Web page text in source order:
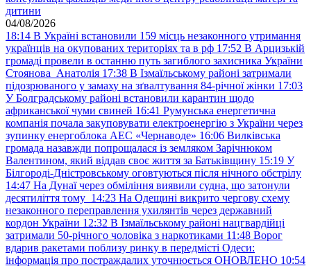
дитини
04/08/2026
18:14 В Україні встановили 159 місць незаконного утримання
українців на окупованих територіях та в рф 17:52 В Арцизькій
громаді провели в останню путь загиблого захисника України
Стоянова Анатолія 17:38 В Ізмаїльському районі затримали
підозрюваного у замаху на зґвалтування 84-річної жінки 17:03
У Болградському районі встановили карантин щодо
африканської чуми свиней 16:41 Румунська енергетична
компанія почала закуповувати електроенергію з України через
зупинку енергоблока АЕС «Чернаводе» 16:06 Вилківська
громада назавжди попрощалася із земляком Зарічнюком
Валентином, який віддав своє життя за Батьківщину 15:19 У
Білгороді-Дністровському оговтуються після нічного обстрілу
14:47 На Дунаї через обміління виявили судна, що затонули
десятиліття тому 14:23 На Одещині викрито чергову схему
незаконного переправлення ухилянтів через державний
кордон України 12:32 В Ізмаїльському районі нацгвардійці
затримали 50-річного чоловіка з наркотиками 11:48 Ворог
вдарив ракетами поблизу ринку в передмісті Одеси:
інформація про постраждалих уточнюється ОНОВЛЕНО 10:54